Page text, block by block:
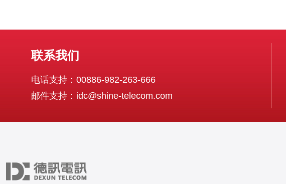
联系我们
电话支持：00886-982-263-666
邮件支持：idc@shine-telecom.com